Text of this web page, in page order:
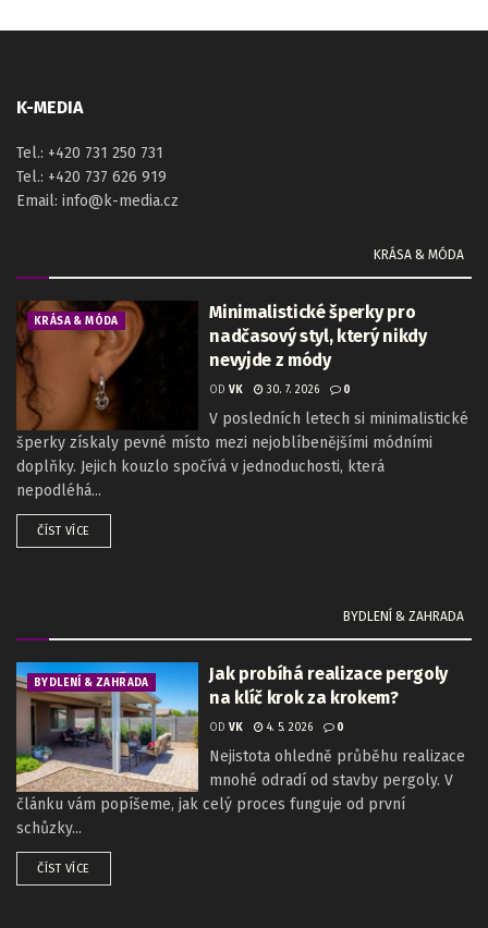
K-MEDIA
Tel.: +420 731 250 731
Tel.: +420 737 626 919
Email: info@k-media.cz
KRÁSA & MÓDA
KRÁSA & MÓDA
Minimalistické šperky pro
nadčasový styl, který nikdy
nevyjde z módy
OD VK 30. 7. 2026 0
V posledních letech si minimalistické
šperky získaly pevné místo mezi nejoblíbenějšími módními
doplňky. Jejich kouzlo spočívá v jednoduchosti, která
nepodléhá...
ČÍST VÍCE
BYDLENÍ & ZAHRADA
BYDLENÍ & ZAHRADA
Jak probíhá realizace pergoly
na klíč krok za krokem?
OD VK 4. 5. 2026 0
Nejistota ohledně průběhu realizace
mnohé odradí od stavby pergoly. V
článku vám popíšeme, jak celý proces funguje od první
schůzky...
ČÍST VÍCE